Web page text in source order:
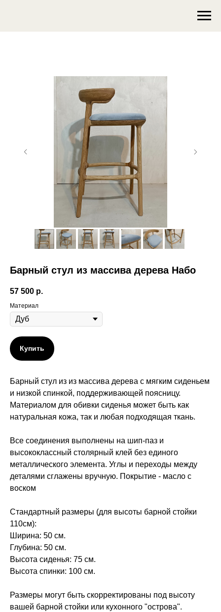
Барный стул из массива дерева Набо
57 500 р.
Материал
Купить
Барный стул из из массива дерева с мягким сиденьем
и низкой спинкой, поддерживающей поясницу.
Материалом для обивки сиденья может быть как
натуральная кожа, так и любая подходящая ткань.
Все соединения выполнены на шип-паз и
высококлассный столярный клей без единого
металлического элемента. Углы и переходы между
деталями сглажены вручную. Покрытие - масло с
воском
Стандартный размеры (для высоты барной стойки
110см):
Ширина: 50 см.
Глубина: 50 см.
Высота сиденья: 75 см.
Высота спинки: 100 см.
Размеры могут быть скорректированы под высоту
вашей барной стойки или кухонного "острова".